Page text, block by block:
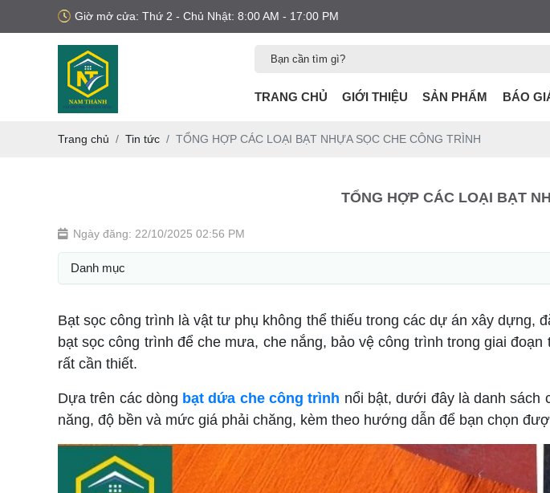
Giờ mở cửa: Thứ 2 - Chủ Nhật: 8:00 AM - 17:00 PM
TRANG CHỦ GIỚI THIỆU SẢN PHẨM BÁO
Trang chủ Tin tức TỔNG HỢP CÁC LOẠI BẠT NHỰA SỌC CHE CÔNG TRÌNH
TỔNG HỢP CÁC LOẠI BẠT
Ngày đăng: 22/10/2025 02:56 PM
Danh mục
Bạt sọc công trình là vật tư phụ không thể thiếu trong các dự án xây
bạt sọc công trình để che mưa, che nắng, bảo vệ công trình trong giai
rất cần thiết.
Dựa trên các dòng bạt dứa che công trình nổi bật, dưới đây là danh sách
năng, độ bền và mức giá phải chăng, kèm theo hướng dẫn để bạn chọn